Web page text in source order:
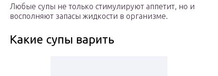
Любые супы не только стимулируют аппетит, но и
восполняют запасы жидкости в организме.
Какие супы варить